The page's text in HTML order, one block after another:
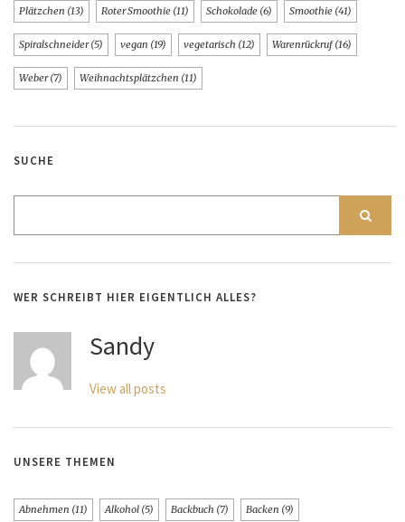
Plätzchen (13) Roter Smoothie (11) Schokolade (6) Smoothie (41)
Spiralschneider(5) vegan (19) vegetarisch (12) Warenrückruf(16)
Weber(7) Weihnachtsplätzchen (11)
SUCHE
WER SCHREIBT HIER EIGENTLICH ALLES?
Sandy
View all posts
UNSERE THEMEN
Abnehmen (11) Alkohol (5) Backbuch (7) Backen (9)